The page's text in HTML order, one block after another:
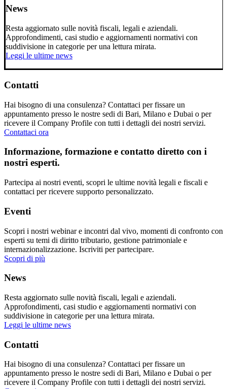
News
Resta aggiornato sulle novità fiscali, legali e aziendali.
Approfondimenti, casi studio e aggiornamenti normativi con
suddivisione in categorie per una lettura mirata.
Leggi le ultime news
Contatti
Hai bisogno di una consulenza? Contattaci per fissare un
appuntamento presso le nostre sedi di Bari, Milano e Dubai o per
ricevere il Company Profile con tutti i dettagli dei nostri servizi.
Contattaci ora
Informazione, formazione e contatto diretto con i
nostri esperti.
Partecipa ai nostri eventi, scopri le ultime novità legali e fiscali e
contattaci per ricevere supporto personalizzato.
Eventi
Scopri i nostri webinar e incontri dal vivo, momenti di confronto con
esperti su temi di diritto tributario, gestione patrimoniale e
internazionalizzazione. Iscriviti per partecipare.
Scopri di più
News
Resta aggiornato sulle novità fiscali, legali e aziendali.
Approfondimenti, casi studio e aggiornamenti normativi con
suddivisione in categorie per una lettura mirata.
Leggi le ultime news
Contatti
Hai bisogno di una consulenza? Contattaci per fissare un
appuntamento presso le nostre sedi di Bari, Milano e Dubai o per
ricevere il Company Profile con tutti i dettagli dei nostri servizi.